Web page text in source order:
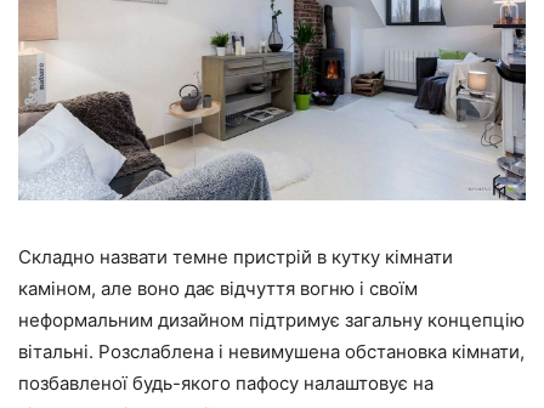
Складно назвати темне пристрій в кутку кімнати
каміном, але воно дає відчуття вогню і своїм
неформальним дизайном підтримує загальну концепцію
вітальні. Розслаблена і невимушена обстановка кімнати,
позбавленої будь-якого пафосу налаштовує на